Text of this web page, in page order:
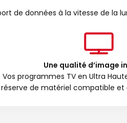
de données à la vitesse de la
Une qualité d’image
Vos programmes TV en Ultra
réserve de matériel compatible et